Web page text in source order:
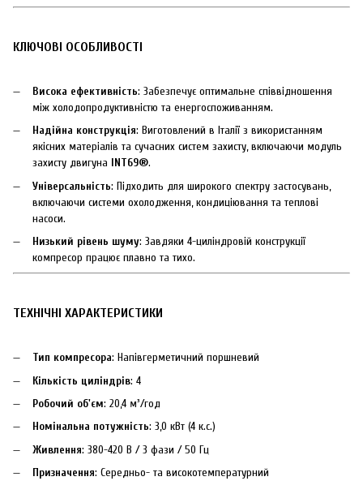
КЛЮЧОВІ ОСОБЛИВОСТІ
Висока ефективність: Забезпечує оптимальне співвідношення
між холодопродуктивністю та енергоспоживанням.
Надійна конструкція: Виготовлений в Італії з використанням
якісних матеріалів та сучасних систем захисту, включаючи модуль
захисту двигуна INT69®.
Універсальність: Підходить для широкого спектру застосувань,
включаючи системи охолодження, кондиціювання та теплові
насоси.
Низький рівень шуму: Завдяки 4-циліндровій конструкції
компресор працює плавно та тихо.
ТЕХНІЧНІ ХАРАКТЕРИСТИКИ
Тип компресора: Напівгерметичний поршневий
Кількість циліндрів: 4
Робочий об'єм: 20,4 м³/год
Номінальна потужність: 3,0 кВт (4 к.с.)
Живлення: 380-420 В / 3 фази / 50 Гц
Призначення: Середньо- та високотемпературний